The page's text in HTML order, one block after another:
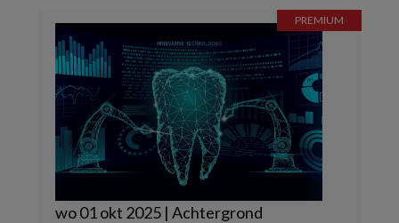
wo 01 okt 2025 | Achtergrond